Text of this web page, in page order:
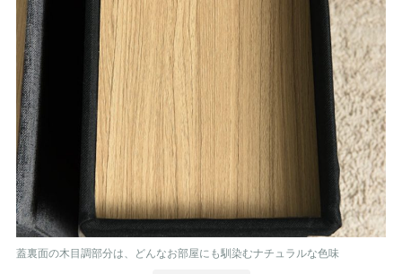
蓋裏面の木目調部分は、どんなお部屋にも馴染むナチュラルな色味